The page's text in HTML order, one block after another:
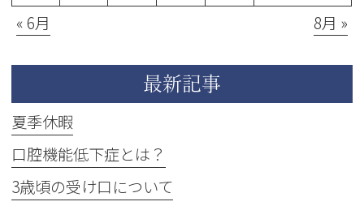
« 6月 8月 »
最新記事
夏季休暇
口腔機能低下症とは？
3歳頃の受け口について